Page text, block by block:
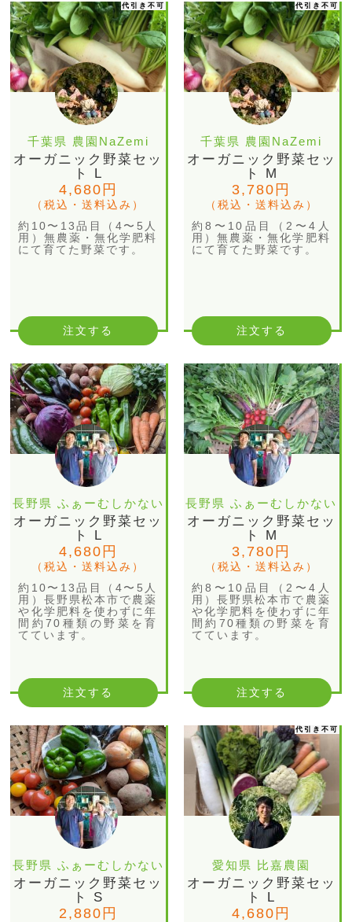
代引き不可
千葉県 農園NaZemi
オーガニック野菜セッ
ト L
4,680円
（税込・送料込み）
約10〜13品目（4〜5人
用）無農薬・無化学肥料
にて育てた野菜です。
注文する
代引き不可
千葉県 農園NaZemi
オーガニック野菜セッ
ト M
3,780円
（税込・送料込み）
約8〜10品目（2〜4人
用）無農薬・無化学肥料
にて育てた野菜です。
注文する
長野県 ふぁーむしかない
オーガニック野菜セッ
ト L
4,680円
（税込・送料込み）
約10〜13品目（4〜5人
用）長野県松本市で農薬
や化学肥料を使わずに年
間約70種類の野菜を育
てています。
注文する
長野県 ふぁーむしかない
オーガニック野菜セッ
ト M
3,780円
（税込・送料込み）
約8〜10品目（2〜4人
用）長野県松本市で農薬
や化学肥料を使わずに年
間約70種類の野菜を育
てています。
注文する
長野県 ふぁーむしかない
オーガニック野菜セッ
ト S
2,880円
代引き不可
愛知県 比嘉農園
オーガニック野菜セッ
ト L
4,680円